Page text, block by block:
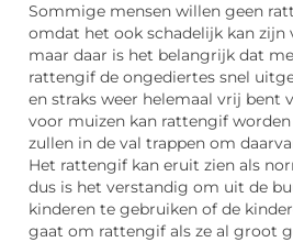
Sommige mensen willen geen
omdat het ook schadelijk kan zijn
maar daar is het belangrijk dat
rattengif de ongediertes snel
en straks weer helemaal vrij bent
voor muizen kan rattengif
zullen in de val trappen om
Het rattengif kan eruit zien als
dus is het verstandig om uit de
kinderen te gebruiken of de
gaat om rattengif als ze al groot